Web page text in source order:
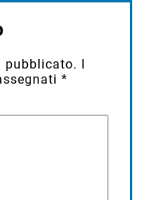
pubblicato. I
*